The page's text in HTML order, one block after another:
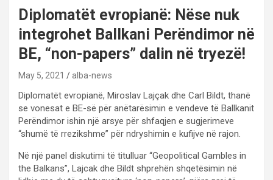
Diplomatët evropianë: Nëse nuk
integrohet Ballkani Perëndimor në
BE, “non-papers” dalin në tryezë!
May 5, 2021 alba-news
Diplomatët evropianë, Miroslav Lajçak dhe Carl Bildt, thanë
se vonesat e BE-së për anëtarësimin e vendeve të Ballkanit
Perëndimor ishin një arsye për shfaqjen e sugjerimeve
“shumë të rrezikshme” për ndryshimin e kufijve në rajon.
Në një panel diskutimi të titulluar “Geopolitical Gambles in
the Balkans”, Lajcak dhe Bildt shprehën shqetësimin në